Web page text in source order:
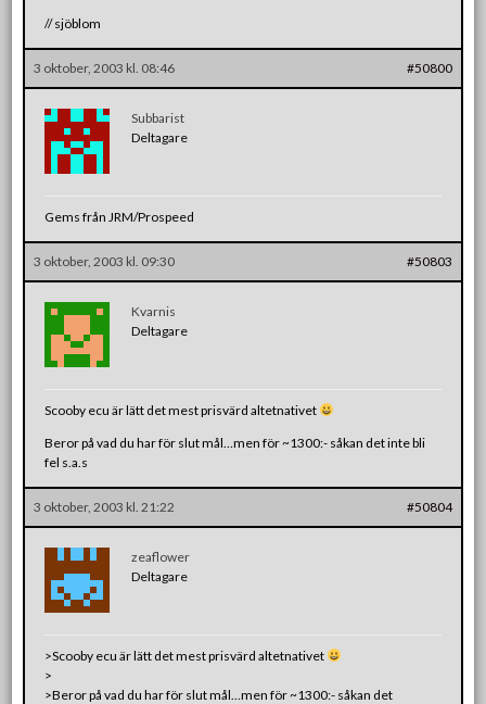
// sjöblom
3 oktober, 2003 kl. 08:46 #50800
Subbarist
Deltagare
Gems från JRM/Prospeed
3 oktober, 2003 kl. 09:30 #50803
Kvarnis
Deltagare
Scooby ecu är lätt det mest prisvärd altetnativet
Beror på vad du har för slut mål…men för ~1300:- såkan det inte bli
fel s.a.s
3 oktober, 2003 kl. 21:22 #50804
zeaflower
Deltagare
>Scooby ecu är lätt det mest prisvärd altetnativet
>
>Beror på vad du har för slut mål…men för ~1300:- såkan det